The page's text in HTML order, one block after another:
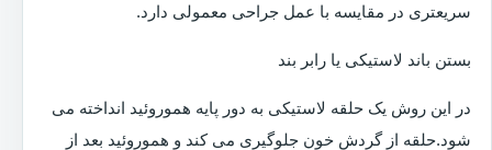
سریعتری در مقایسه با عمل جراحی معمولی دارد.
بستن باند لاستیکی یا رابر بند
در این روش یک حلقه لاستیکی به دور پایه هموروئید انداخته می
شود.حلقه از گردش خون جلوگیری می کند و هموروئید بعد از